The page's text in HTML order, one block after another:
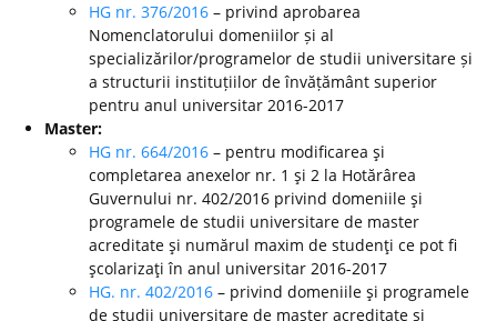
HG nr. 376/2016 – privind aprobarea
Nomenclatorului domeniilor și al
specializărilor/programelor de studii universitare și
a structurii instituțiilor de învățământ superior
pentru anul universitar 2016-2017
Master:
HG nr. 664/2016 – pentru modificarea şi
completarea anexelor nr. 1 şi 2 la Hotărârea
Guvernului nr. 402/2016 privind domeniile şi
programele de studii universitare de master
acreditate şi numărul maxim de studenţi ce pot fi
şcolarizaţi în anul universitar 2016-2017
HG. nr. 402/2016 – privind domeniile şi programele
de studii universitare de master acreditate şi